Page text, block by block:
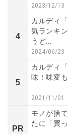
2023/12/13
4
カルディ
気ランキ
うど...
2024/06/23
5
カルディ
味！味変
2021/11/01
PR
モノが捨
たに「買